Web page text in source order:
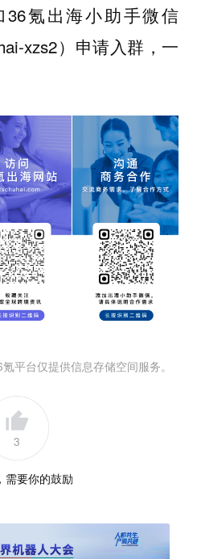
氪出海小助手微信
xzs2）申请入群，一
平台仅提供信息存储空间服务。
3
需要你的鼓励